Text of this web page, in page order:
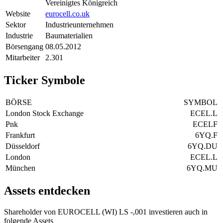
Vereinigtes Königreich
Website
eurocell.co.uk
Sektor
Industrieunternehmen
Industrie
Baumaterialien
Börsengang 08.05.2012
Mitarbeiter
2.301
Ticker Symbole
BÖRSE
SYMBOL
London Stock Exchange
ECEL.L
Pnk
ECELF
Frankfurt
6YQ.F
Düsseldorf
6YQ.DU
London
ECEL.L
München
6YQ.MU
Assets entdecken
Shareholder von EUROCELL (WI) LS -,001 investieren auch in
folgende Assets